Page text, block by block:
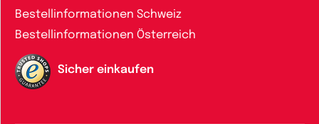
Bestellinformationen Schweiz
Bestellinformationen Österreich
Sicher einkaufen